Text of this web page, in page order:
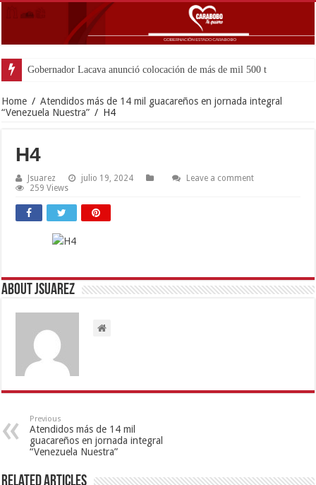
Home / Atendidos más de 14 mil guacareños en jornada integral
“Venezuela Nuestra” / H4
H4
Jsuarez julio 19, 2024
Leave a comment
259 Views
About Jsuarez
Previous
Atendidos más de 14 mil
guacareños en jornada integral
“Venezuela Nuestra”
Related Articles